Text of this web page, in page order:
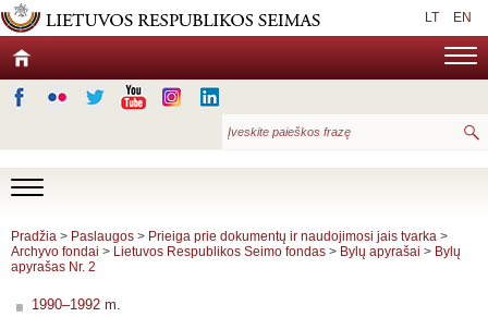
LT EN
Pradžia > Paslaugos > Prieiga prie dokumentų ir naudojimosi jais tvarka >
Archyvo fondai > Lietuvos Respublikos Seimo fondas > Bylų apyrašai > Bylų
apyrašas Nr. 2
1990–1992 m.